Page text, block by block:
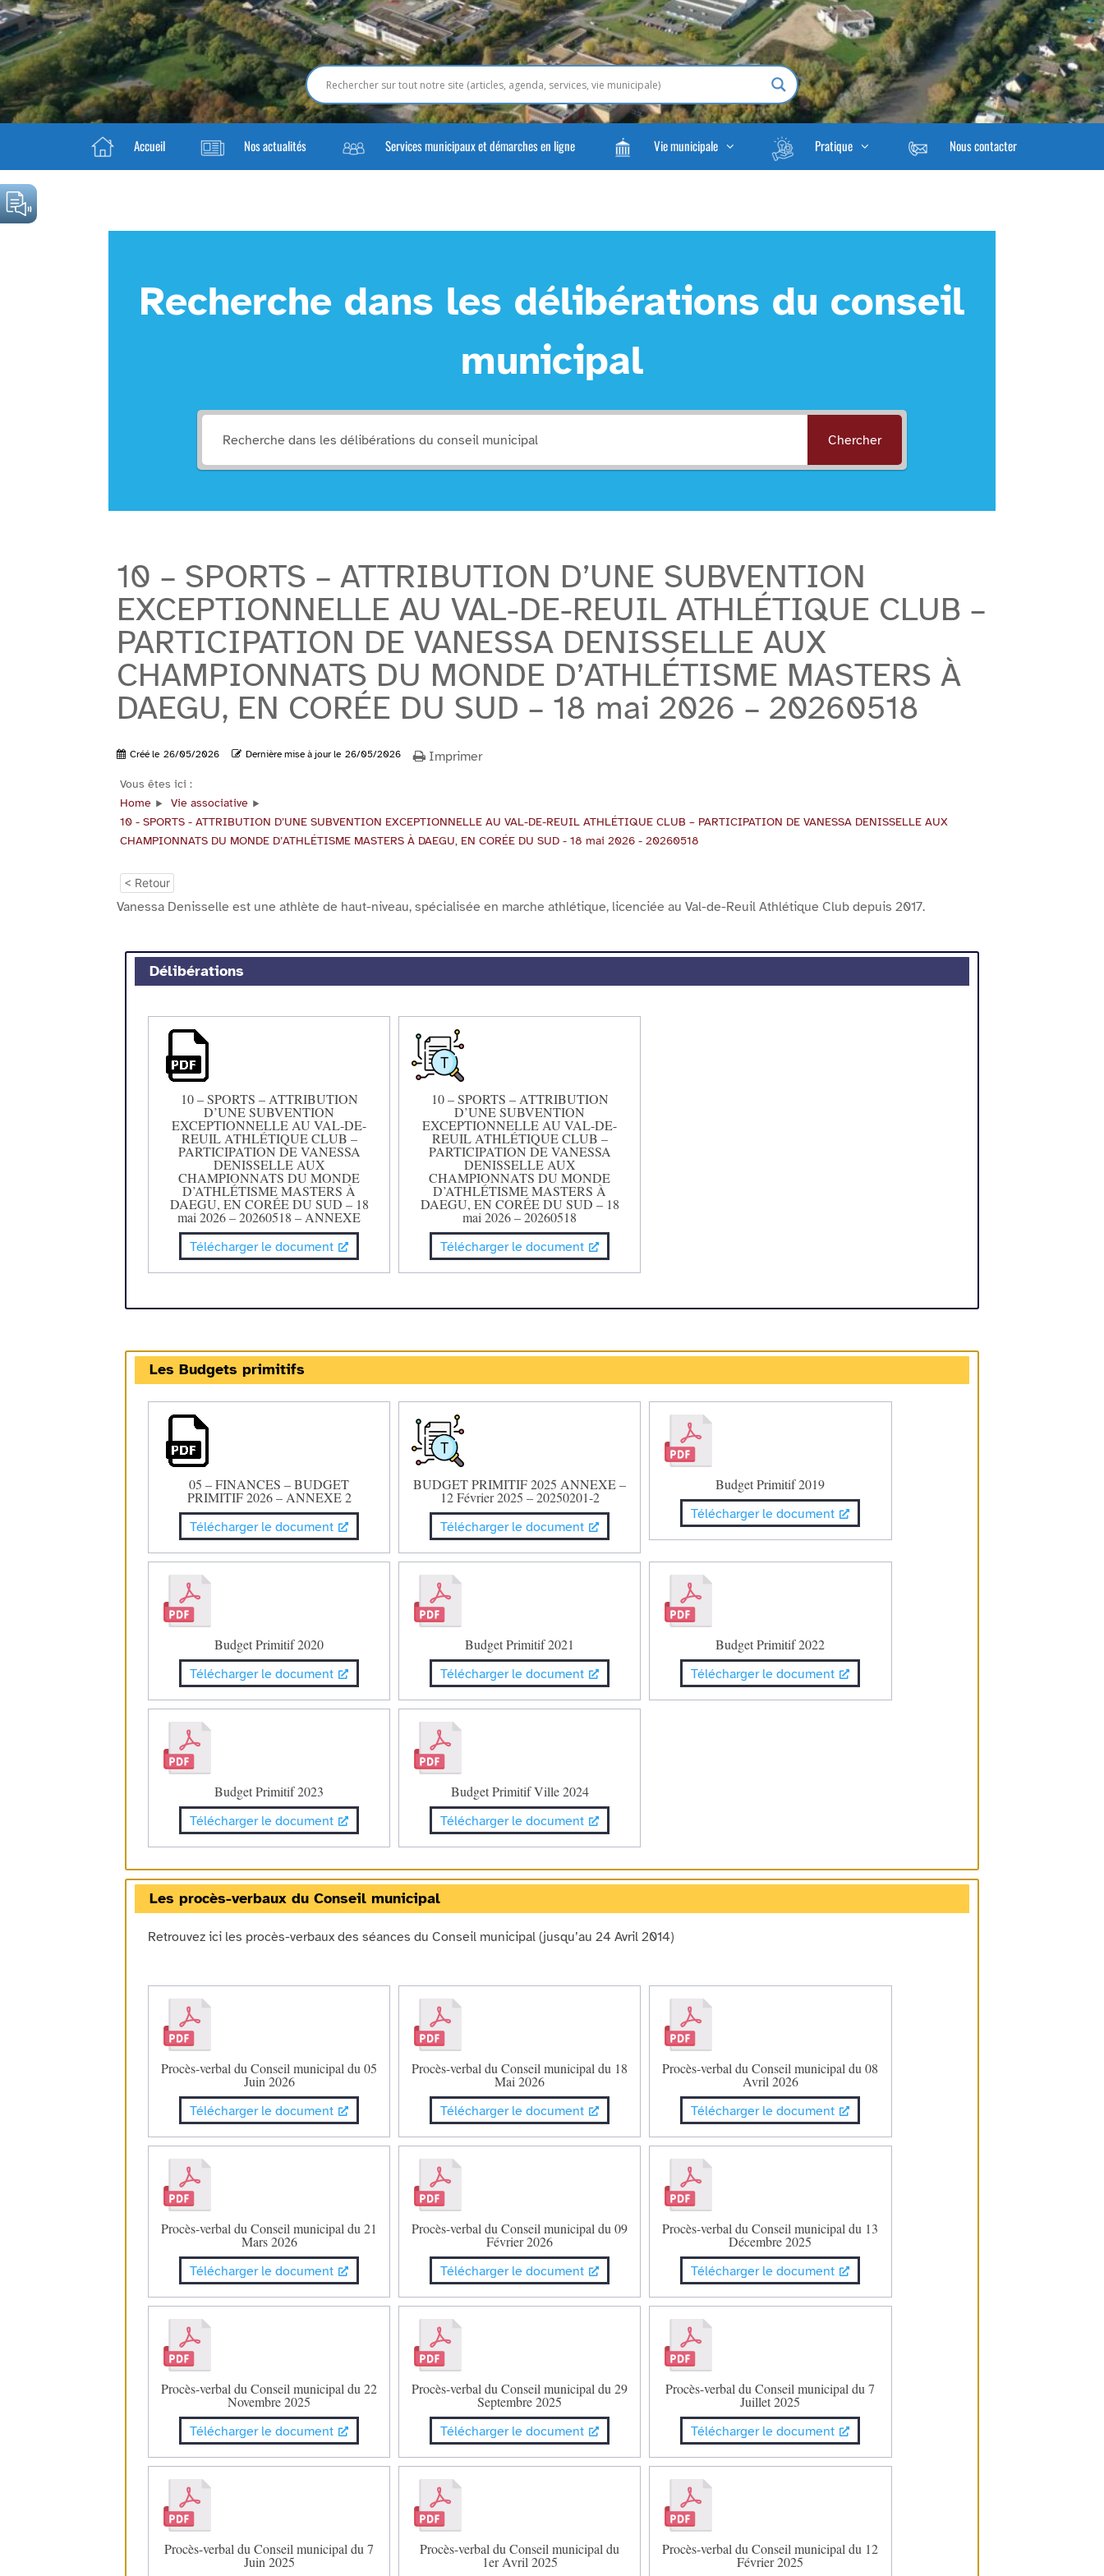
Accueil Nos actualités Services municipaux et démarches en ligne Vie municipale Pratique Nous contacter
Recherche dans les délibérations du conseil
municipal
Chercher
10 – SPORTS – ATTRIBUTION D’UNE SUBVENTION
EXCEPTIONNELLE AU VAL-DE-REUIL ATHLÉTIQUE CLUB –
PARTICIPATION DE VANESSA DENISSELLE AUX
CHAMPIONNATS DU MONDE D’ATHLÉTISME MASTERS À
DAEGU, EN CORÉE DU SUD – 18 mai 2026 – 20260518
Créé le 26/05/2026 Dernière mise à jour le 26/05/2026 Imprimer
Vous êtes ici :
Home
Vie associative
10 - SPORTS - ATTRIBUTION D’UNE SUBVENTION EXCEPTIONNELLE AU VAL-DE-REUIL ATHLÉTIQUE CLUB – PARTICIPATION DE VANESSA DENISSELLE AUX
CHAMPIONNATS DU MONDE D’ATHLÉTISME MASTERS À DAEGU, EN CORÉE DU SUD - 18 mai 2026 - 20260518
< Retour
Vanessa Denisselle est une athlète de haut-niveau, spécialisée en marche athlétique, licenciée au Val-de-Reuil Athlétique Club depuis 2017.
Délibérations
10 – SPORTS – ATTRIBUTION
D’UNE SUBVENTION
EXCEPTIONNELLE AU VAL-DE-
REUIL ATHLÉTIQUE CLUB –
PARTICIPATION DE VANESSA
DENISSELLE AUX
CHAMPIONNATS DU MONDE
D’ATHLÉTISME MASTERS À
DAEGU, EN CORÉE DU SUD – 18
mai 2026 – 20260518 – ANNEXE
Télécharger le document
10 – SPORTS – ATTRIBUTION
D’UNE SUBVENTION
EXCEPTIONNELLE AU VAL-DE-
REUIL ATHLÉTIQUE CLUB –
PARTICIPATION DE VANESSA
DENISSELLE AUX
CHAMPIONNATS DU MONDE
D’ATHLÉTISME MASTERS À
DAEGU, EN CORÉE DU SUD – 18
mai 2026 – 20260518
Télécharger le document
Les Budgets primitifs
05 – FINANCES – BUDGET
PRIMITIF 2026 – ANNEXE 2
Télécharger le document
BUDGET PRIMITIF 2025 ANNEXE –
12 Février 2025 – 20250201-2
Télécharger le document
Budget Primitif 2019
Télécharger le document
Budget Primitif 2020
Télécharger le document
Budget Primitif 2021
Télécharger le document
Budget Primitif 2022
Télécharger le document
Budget Primitif 2023
Télécharger le document
Budget Primitif Ville 2024
Télécharger le document
Les procès-verbaux du Conseil municipal
Retrouvez ici les procès-verbaux des séances du Conseil municipal (jusqu’au 24 Avril 2014)
Procès-verbal du Conseil municipal du 05
Juin 2026
Télécharger le document
Procès-verbal du Conseil municipal du 18
Mai 2026
Télécharger le document
Procès-verbal du Conseil municipal du 08
Avril 2026
Télécharger le document
Procès-verbal du Conseil municipal du 21
Mars 2026
Télécharger le document
Procès-verbal du Conseil municipal du 09
Février 2026
Télécharger le document
Procès-verbal du Conseil municipal du 13
Décembre 2025
Télécharger le document
Procès-verbal du Conseil municipal du 22
Novembre 2025
Télécharger le document
Procès-verbal du Conseil municipal du 29
Septembre 2025
Télécharger le document
Procès-verbal du Conseil municipal du 7
Juillet 2025
Télécharger le document
Procès-verbal du Conseil municipal du 7
Juin 2025
Procès-verbal du Conseil municipal du
1er Avril 2025
Procès-verbal du Conseil municipal du 12
Février 2025